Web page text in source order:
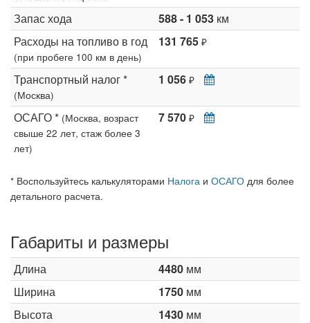
Запас хода 588 - 1 053 км
Расходы на топливо в год
(при пробеге 100 км в день)
131 765 ₽
Транспортный налог *
(Москва)
1 056 ₽
ОСАГО * (Москва, возраст
свыше 22 лет, стаж более 3
лет)
7 570 ₽
* Воспользуйтесь калькуляторами Налога и ОСАГО для более
детального расчета.
Габариты и размеры
Длина 4480 мм
Ширина
1750 мм
Высота
1430 мм